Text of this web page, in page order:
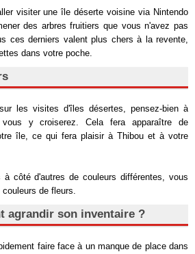
visiter une île déserte voisine via Nintendo
des arbres fruitiers que vous n'avez pas
ces derniers valent plus chers à la revente,
dans votre poche.
les visites d'îles désertes, pensez-bien à
y croiserez. Cela fera apparaître de
île, ce qui fera plaisir à Thibou et à votre
à côté d'autres de couleurs différentes, vous
de fleurs.
agrandir son inventaire ?
faire face à un manque de place dans